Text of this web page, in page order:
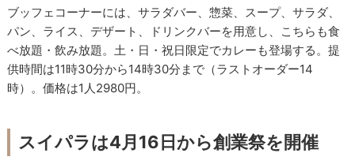
ブッフェコーナーには、サラダバー、惣菜、スープ、サラダ、
パン、ライス、デザート、ドリンクバーを用意し、こちらも食
べ放題・飲み放題。土・日・祝日限定でカレーも登場する。提
供時間は11時30分から14時30分まで（ラストオーダー14
時）。価格は1人2980円。
スイパラは4月16日から創業祭を開催